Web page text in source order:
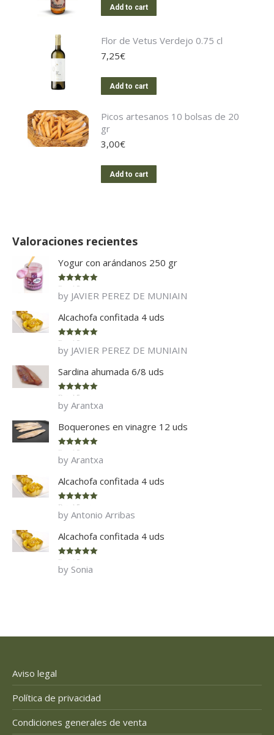
Add to cart
Flor de Vetus Verdejo 0.75 cl
7,25€
Add to cart
Picos artesanos 10 bolsas de 20
gr
3,00€
Add to cart
Valoraciones recientes
Yogur con arándanos 250 gr
Rated 5
of 5
by JAVIER PEREZ DE MUNIAIN
Alcachofa confitada 4 uds
Rated 5
of 5
by JAVIER PEREZ DE MUNIAIN
Sardina ahumada 6/8 uds
Rated 5
of 5
by Arantxa
Boquerones en vinagre 12 uds
Rated 5
of 5
by Arantxa
Alcachofa confitada 4 uds
Rated 5
of 5
by Antonio Arribas
Alcachofa confitada 4 uds
Rated 5
of 5
by Sonia
Aviso legal
Política de privacidad
Condiciones generales de venta